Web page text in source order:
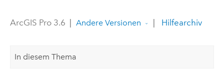
ArcGIS Pro 3.6 Andere Versionen Hilfearchiv
In diesem Thema